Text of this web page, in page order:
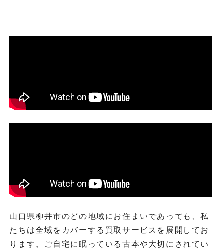
山口県柳井市のどの地域にお住まいであっても、私
たちは全域をカバーする買取サービスを展開してお
ります。ご自宅に眠っている古本や大切にされてい